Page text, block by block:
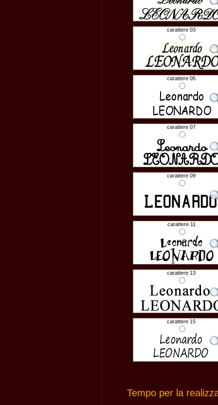
carattere 03
carattere 05
carattere 07
carattere 09
carattere 11
carattere 13
carattere 15
Tempo per la